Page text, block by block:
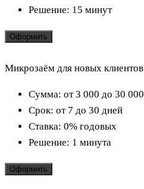
Решение: 15 минут
Оформить
Микрозаём для новых клиентов
Сумма: от 3 000 до 30 000
Срок: от 7 до 30 дней
Ставка: 0% годовых
Решение: 1 минута
Оформить